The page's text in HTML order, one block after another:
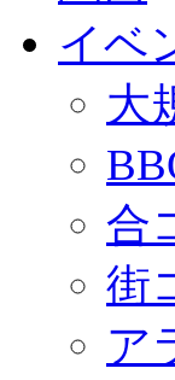
イベ
大
合
街
ア